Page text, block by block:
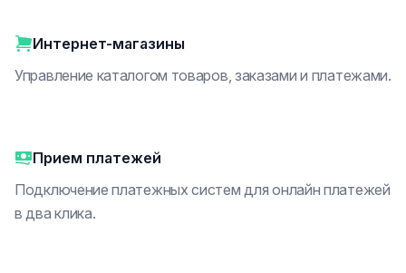
Интернет-магазины
Управление каталогом товаров, заказами и платежами.
Прием платежей
Подключение платежных систем для онлайн платежей
в два клика.